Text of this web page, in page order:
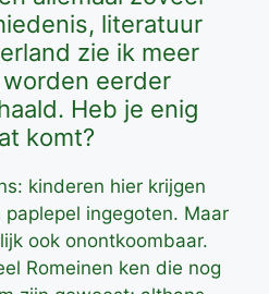
literatuur
zie ik meer
eerder
Heb je enig
komt?
kinderen hier krijgen
ingegoten. Maar
ook onontkoombaar.
Romeinen ken die nog